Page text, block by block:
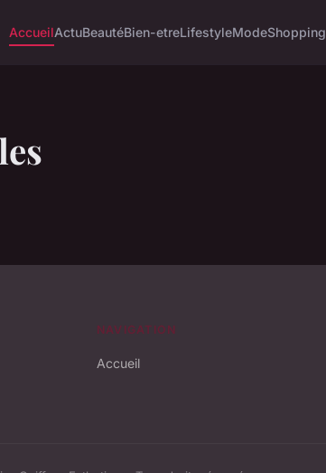
AccueilActuBeautéBien-etreLifestyleModeShopping
NAVIGATION
Accueil